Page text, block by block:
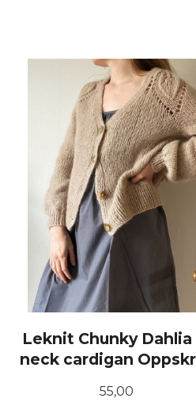
Leknit Chunky Dahlia
neck cardigan
Pris
55,00